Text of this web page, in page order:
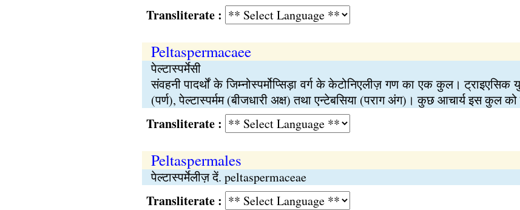
Transliterate :
Peltaspermacaee
पेल्टास्पर्मेसी
संवहनी पादर्थों के जिम्नोस्पर्मोप्सिड़ा वर्ग के केटोनिएलीज़ गण का एक कुल।
(पर्ण), पेल्टास्पर्मम (बीजधारी अक्ष) तथा एन्टेबसिया (पराग अंग)। कुछ आचार्य इस कुल
Transliterate :
Peltaspermales
पेल्टास्पर्मेलीज़ दें. peltaspermaceae
Transliterate :